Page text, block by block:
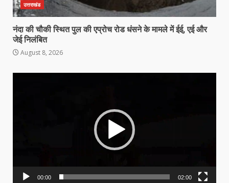
उत्तराखंड
नंदा की चौकी स्थित पुल की एप्रोच रोड धंसने के मामले में ईई, एई और
जेई निलंबित
August 8, 2026
00:00 02:00